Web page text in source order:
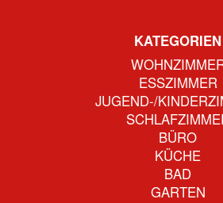
KATEGORIEN
ESSZIMMER
JUGEND-/
BÜRO
KÜCHE
BAD
GARTEN